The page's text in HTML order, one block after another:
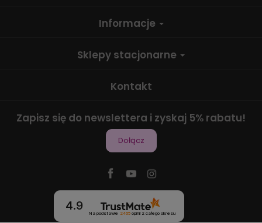
Informacje
Sklepy stacjonarne
Kontakt
Zapisz się do newslettera i zyskaj 5% rabatu!
Dołącz
4.9
Na podstawie 2465opinii z całego okresu